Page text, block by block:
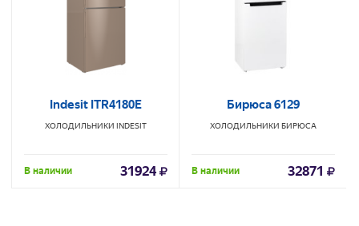
Indesit ITR4180E
ХОЛОДИЛЬНИКИ INDESIT
В наличии 31924
Бирюса 6129
ХОЛОДИЛЬНИКИ БИРЮСА
В наличии 32871